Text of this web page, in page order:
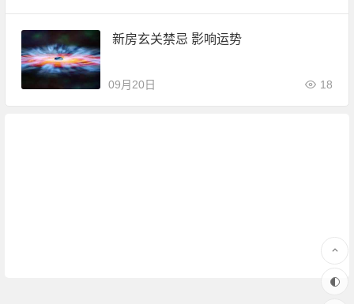
新房玄关禁忌 影响运势
09月20日 18